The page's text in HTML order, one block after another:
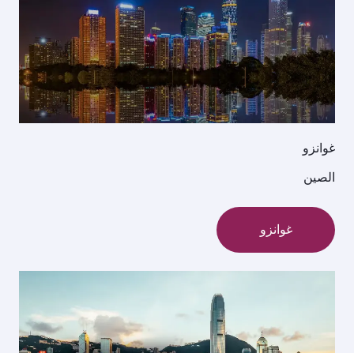
غوانزو
الصين
غوانزو